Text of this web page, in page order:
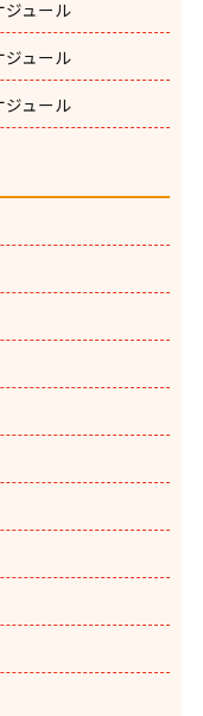
ジュール
ジュール
ジュール